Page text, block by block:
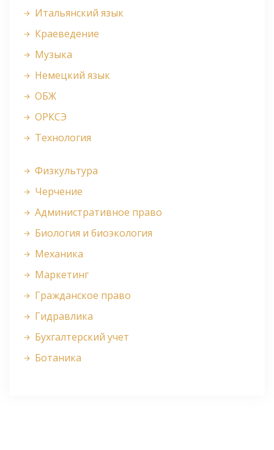
Итальянский язык
Краеведение
Музыка
Немецкий язык
ОБЖ
ОРКСЭ
Технология
Физкультура
Черчение
Административное право
Биология и биоэкология
Механика
Маркетинг
Гражданское право
Гидравлика
Бухгалтерский учет
Ботаника